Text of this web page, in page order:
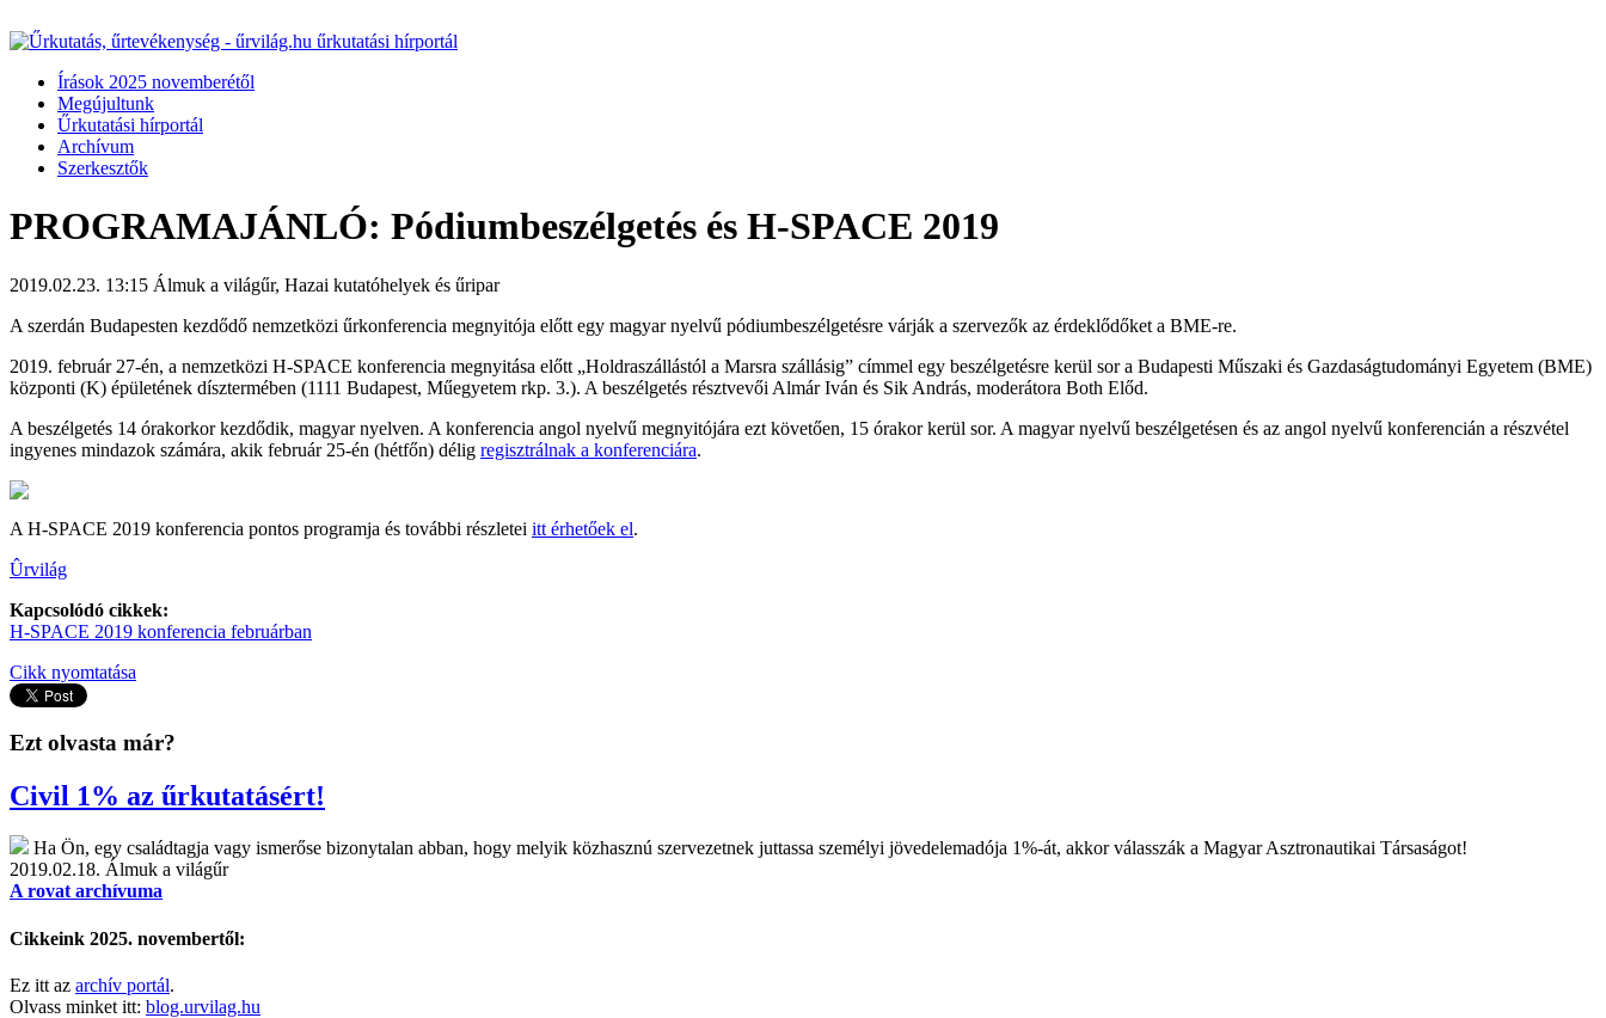
Írások 2025 novemberétől
Megújultunk
Űrkutatási hírportál
Archívum
Szerkesztők
PROGRAMAJÁNLÓ: Pódiumbeszélgetés és H-SPACE 2019
2019.02.23. 13:15 Álmuk a világűr, Hazai kutatóhelyek és űripar
A szerdán Budapesten kezdődő nemzetközi űrkonferencia megnyitója előtt egy magyar nyelvű pódiumbeszélgetésre várják a szervezők az érdeklődőket a BME-re.
2019. február 27-én, a nemzetközi H-SPACE konferencia megnyitása előtt „Holdraszállástól a Marsra szállásig” címmel egy beszélgetésre kerül sor a Budapesti Műszaki és Gazdaságtudományi Egyetem (BME)
központi (K) épületének dísztermében (1111 Budapest, Műegyetem rkp. 3.). A beszélgetés résztvevői Almár Iván és Sik András, moderátora Both Előd.
A beszélgetés 14 órakorkor kezdődik, magyar nyelven. A konferencia angol nyelvű megnyitójára ezt követően, 15 órakor kerül sor. A magyar nyelvű beszélgetésen és az angol nyelvű konferencián a részvétel
ingyenes mindazok számára, akik február 25-én (hétfőn) délig regisztrálnak a konferenciára.
A H-SPACE 2019 konferencia pontos programja és további részletei itt érhetőek el.
Ûrvilág
Kapcsolódó cikkek:
H-SPACE 2019 konferencia februárban
Cikk nyomtatása
Ezt olvasta már?
Civil 1% az űrkutatásért!
Ha Ön, egy családtagja vagy ismerőse bizonytalan abban, hogy melyik közhasznú szervezetnek juttassa személyi jövedelemadója 1%-át, akkor válasszák a Magyar Asztronautikai Társaságot!
2019.02.18. Álmuk a világűr
A rovat archívuma
Cikkeink 2025. novembertől:
Ez itt az archív portál.
Olvass minket itt: blog.urvilag.hu